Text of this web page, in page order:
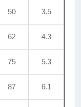
50 3.5
62 4.3
75 5.3
87 6.1